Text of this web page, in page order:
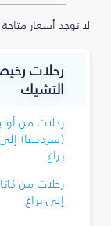
لا توجد أسعار
رحلات
التشيك
رحلات من
(سردينيا) إلى
براغ
رحلات من
إلى براغ